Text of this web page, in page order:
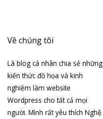
Về chúng tôi
Là blog cá nhân chia sẻ những
kiến thức đồ họa và kinh
nghiệm làm website
Wordpress cho tất cả mọi
người. Mình rất yêu thích Nghệ